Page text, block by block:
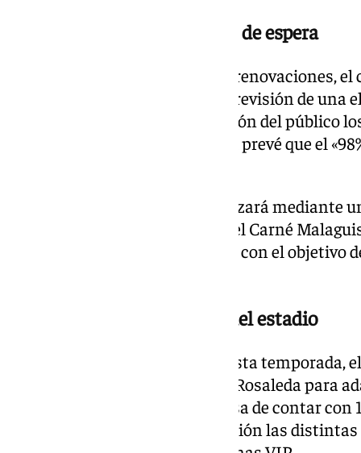
Nuevas altas mediante lista de espera
Una vez concluya el periodo de renovaciones,
nuevos abonados. Debido a la previsión de una
únicamente saldrán a disposición del público
renovados. De hecho, la entidad prevé que el
El acceso a estas plazas se realizará mediante
será imprescindible disponer del Carné
determinará el orden de acceso, con el objetivo
Reordenación de las zonas del estadio
Como principal novedad para esta temporada,
distribución de las zonas de La Rosaleda para
de cada localidad. El estadio pasa de contar
diferenciando con mayor precisión las